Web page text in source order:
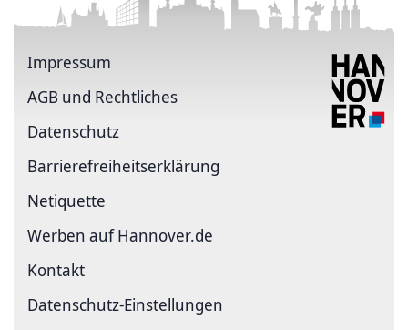
Impressum
AGB und Rechtliches
Datenschutz
Barriere­freiheits­erklärung
Netiquette
Werben auf Hannover.de
Kontakt
Datenschutz-Einstellungen